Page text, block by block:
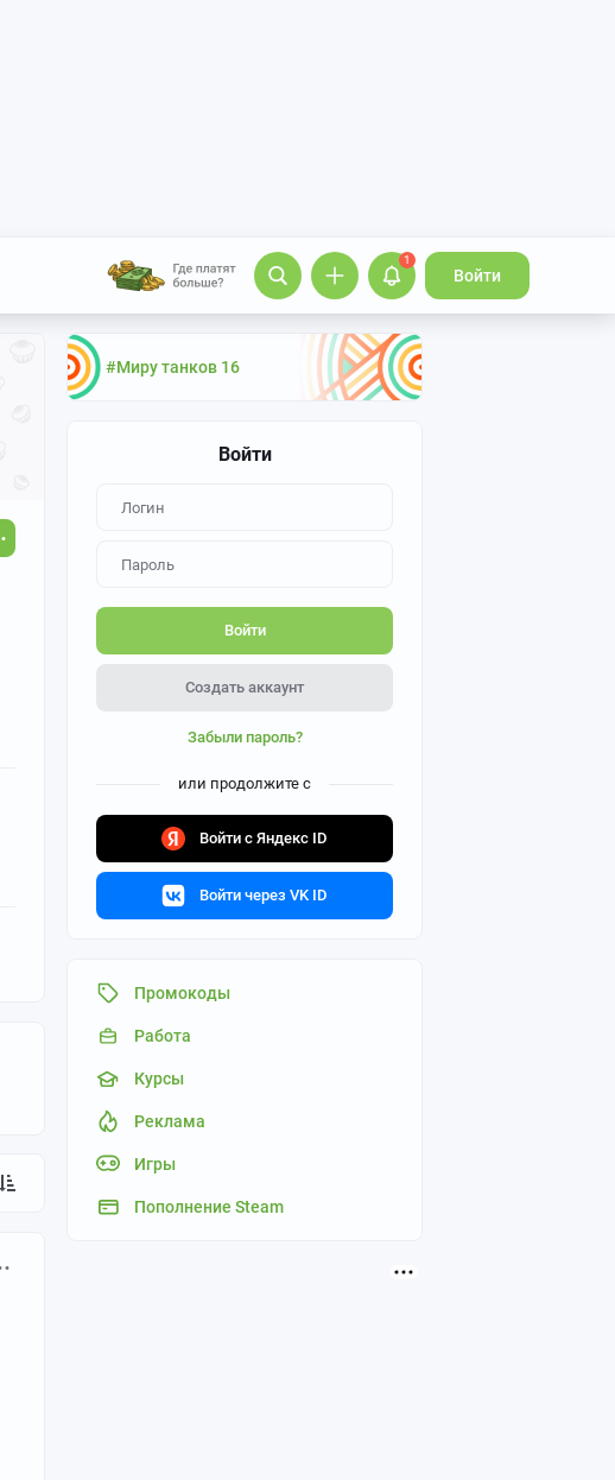
1
Войти
#Миру танков 16
Войти
Войти
Создать аккаунт
Забыли пароль?
или продолжите с
Войти с Яндекс ID
Войти через VK ID
Промокоды
Работа
Курсы
Реклама
Игры
Пополнение Steam